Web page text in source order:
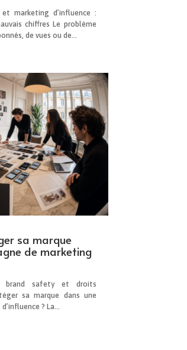
marketing d’influence :
chiffres Le problème
de vues ou de...
sa marque
de marketing
brand safety et droits
sa marque dans une
? La...